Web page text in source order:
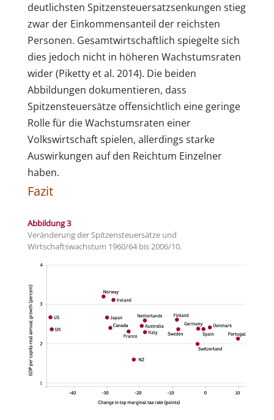
deutlichsten Spitzensteuersatzsenkungen stieg
zwar der Einkommensanteil der reichsten
Personen. Gesamtwirtschaftlich spiegelte sich
dies jedoch nicht in höheren Wachstumsraten
wider (Piketty et al. 2014). Die beiden
Abbildungen dokumentieren, dass
Spitzensteuersätze offensichtlich eine geringe
Rolle für die Wachstumsraten einer
Volkswirtschaft spielen, allerdings starke
Auswirkungen auf den Reichtum Einzelner
haben.
Fazit
Abbildung 3
Veränderung der Spitzensteuersätze und
Wirtschaftswachstum 1960/64 bis 2006/10.